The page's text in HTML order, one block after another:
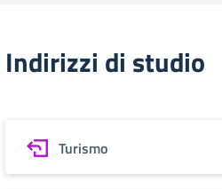
Indirizzi di studio
Turismo